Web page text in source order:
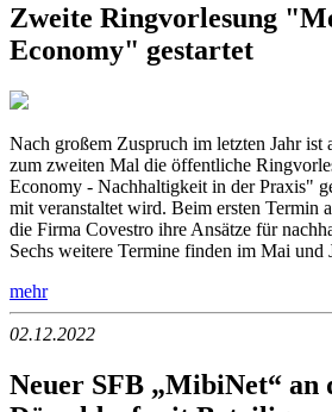
Zweite Ringvorlesung
Economy" gestartet
Nach großem Zuspruch im letzten Jahr ist
zum zweiten Mal die öffentliche
Economy - Nachhaltigkeit in der Praxis"
mit veranstaltet wird. Beim ersten Termin
die Firma Covestro ihre Ansätze für
Sechs weitere Termine finden im Mai und
mehr
02.12.2022
Neuer SFB „MibiNet“ an